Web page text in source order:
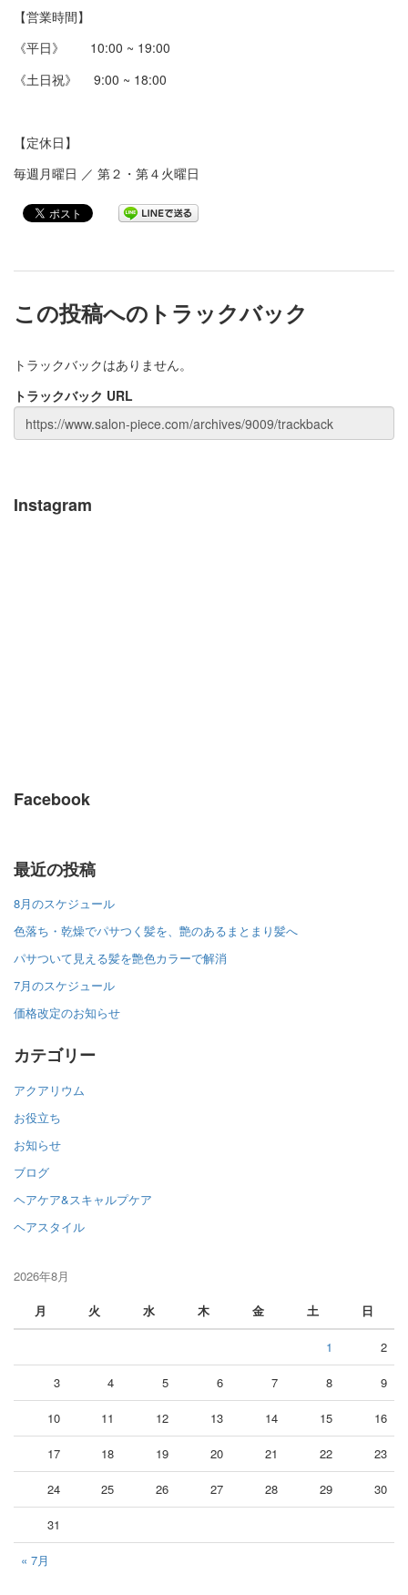
【営業時間】
《平日》 10:00 ~ 19:00
《土日祝》 9:00 ~ 18:00
【定休日】
毎週月曜日 ／ 第２・第４火曜日
この投稿へのトラックバック
トラックバックはありません。
トラックバック URL
Instagram
Facebook
最近の投稿
8月のスケジュール
色落ち・乾燥でパサつく髪を、艶のあるまとまり髪へ
パサついて見える髪を艶色カラーで解消
7月のスケジュール
価格改定のお知らせ
カテゴリー
アクアリウム
お役立ち
お知らせ
ブログ
ヘアケア&スキャルプケア
ヘアスタイル
2026年8月
月
火 水 木 金 土 日
« 7月
1 2
3 4 5 6 7 8 9
10 11 12 13 14 15 16
17 18 19 20 21 22 23
24 25 26 27 28 29 30
31